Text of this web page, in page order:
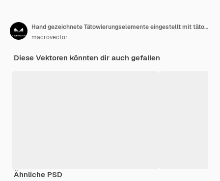
Hand gezeichnete Tätowierungselemente eingestellt mit tätowiertem Mannkörperschädelherz, das mit Pfeilen durchbohrt wird, schlucken Löwenkopfschlange um Schwertrosenblumenillustration
macrovector
Diese Vektoren könnten dir auch gefallen
Ähnliche PSD